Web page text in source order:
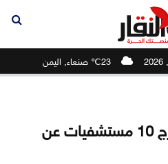
23℃ صنعاء, اليمن
القصف الإسرائيلي يخرج 10 مستشفيات عن